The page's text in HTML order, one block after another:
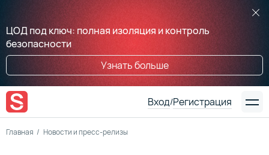
ЦОД под ключ: полная изоляция и контроль
безопасности
Узнать больше
Вход/Регистрация
Главная Новости и пресс-релизы